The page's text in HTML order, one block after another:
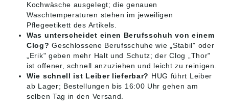
Kochwäsche ausgelegt; die genauen
Waschtemperaturen stehen im jeweiligen
Pflegeetikett des Artikels.
Was unterscheidet einen Berufsschuh von einem
Clog? Geschlossene Berufsschuhe wie „Stabil" oder
„Erik" geben mehr Halt und Schutz; der Clog „Thor"
ist offener, schnell anzuziehen und leicht zu reinigen.
Wie schnell ist Leiber lieferbar? HUG führt Leiber
ab Lager; Bestellungen bis 16:00 Uhr gehen am
selben Tag in den Versand.